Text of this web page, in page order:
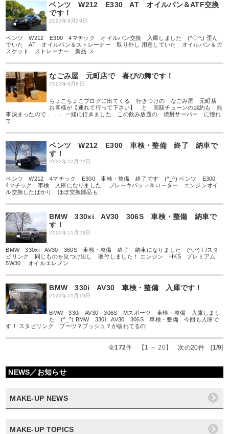
ベンツ W212 E330 AT オイルパン＆ATF交換
です！
2023年9月29日
ベンツ W212 E300 4マチック オイルパン交換 入庫しました (^◇^;) 歪ん
でいた AT オイルパン＆ストレーナー 取り外し 用意していた オイルパン＆ガ
スケット ストレーナー 新品 ス
なごみ屋 元町店で 喜びの舞です！
2023年6月8日
ちょこちょこブログに出てくる 行きつけの なごみ屋 元町店
お客様が【連れて行って下さい】 と 高額チューンの成約も 無
事決まったので．．． 一緒に行きました この飲み放題の 焼酎サーバー に憧れ
て
ベンツ W212 E300 車検・整備 終了 納車で
す！
2022年12月22日
ベンツ W212 4マチック E300 車検・整備 終了です (^_^) ベンツ E300
4マチック 車検 入庫になりました！ ブレーキパット＆ローター エンジンオイ
ル交換したばかり ほぼ交換部品も
BMW 330xi AV30 306S 車検・整備 納車で
す！
2022年11月23日
BMW 330xi AV30 360S 車検・整備 終了 納車になりました (^｡^) F/スタ
ビリンク 同じものを見つけ出し 取付しました！ エンジン HKS プレミアム
5W30 オイルエレメン
BMW 330i AV30 車検・整備 入庫です！
2022年11月19日
BMW 330i AV30 306S Mスポーツ 車検・整備 入庫しまし
た (^_^) BMW 330i AV30 306S 車検・整備 今回も入庫で
す！ スタビリンク ブーツ？ブッシュ？が破れてるの
全172件 【1 ～ 20】 次の20件[1/9]
NEWS／お知らせ
MAKE-UP NEWS
MAKE-UP TOPICS